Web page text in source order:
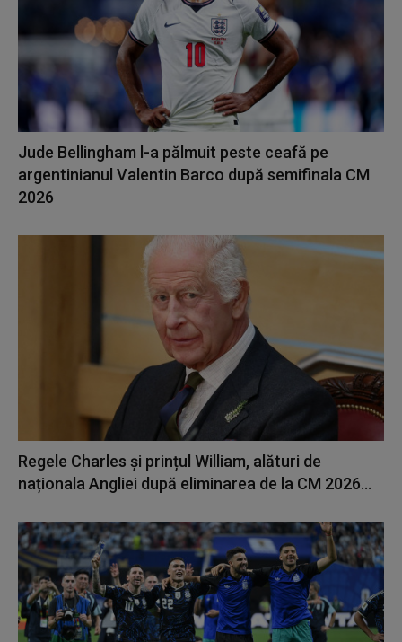
Jude Bellingham l-a pălmuit peste ceafă pe
argentinianul Valentin Barco după semifinala CM
2026
Regele Charles și prințul William, alături de
naționala Angliei după eliminarea de la CM 2026...